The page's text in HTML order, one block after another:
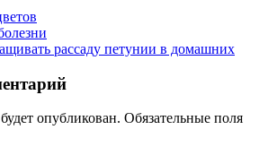
рассаду петунии в домашних
опубликован. Обязательные поля